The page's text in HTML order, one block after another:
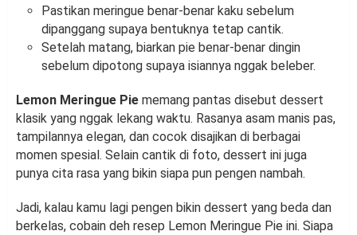
Pastikan meringue benar-benar kaku sebelum
dipanggang supaya bentuknya tetap cantik.
Setelah matang, biarkan pie benar-benar dingin
sebelum dipotong supaya isiannya nggak beleber.
Lemon Meringue Pie memang pantas disebut dessert
klasik yang nggak lekang waktu. Rasanya asam manis pas,
tampilannya elegan, dan cocok disajikan di berbagai
momen spesial. Selain cantik di foto, dessert ini juga
punya cita rasa yang bikin siapa pun pengen nambah.
Jadi, kalau kamu lagi pengen bikin dessert yang beda dan
berkelas, cobain deh resep Lemon Meringue Pie ini. Siapa